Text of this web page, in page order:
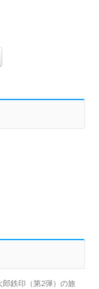
郎鉄印（第2弾）の旅